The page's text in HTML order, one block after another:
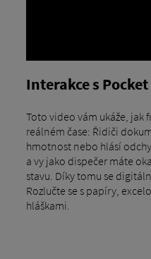
Interakce s
Toto video vám ukáže, jak
reálném čase: Řidiči
hmotnost nebo hlásí
a vy jako dispečer máte
stavu. Díky tomu se
Rozlučte se s papíry,
hláškami.